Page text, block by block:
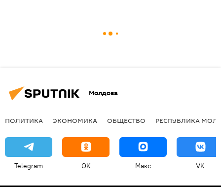
Молдова
ПОЛИТИКА ЭКОНОМИКА ОБЩЕСТВО РЕСПУБЛИКА
Telegram OK Макс VK